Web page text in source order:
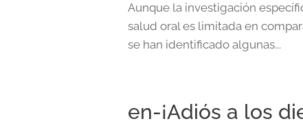
Aunque la investigación
salud oral es limitada en
se han identificado algunas...
en-¡Adiós a los